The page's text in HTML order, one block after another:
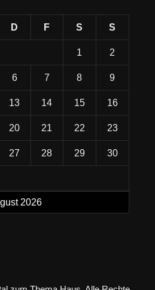
2026
D F S S
1 2
6 7 8 9
13 14 15 16
20 21 22 23
27 28 29 30